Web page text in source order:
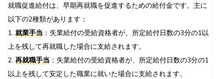
就職促進給付は、早期再就職を促進するための給付金です。主に
以下の2種類があります：
1. 就業手当 ：失業給付の受給資格者が、所定給付日数の3分の1以
上を残して再就職した場合に支給されます。
2. 再就職手当 ：失業給付の受給資格者が、所定給付日数の3分の1
以上を残して安定した職業に就いた場合に支給されます。